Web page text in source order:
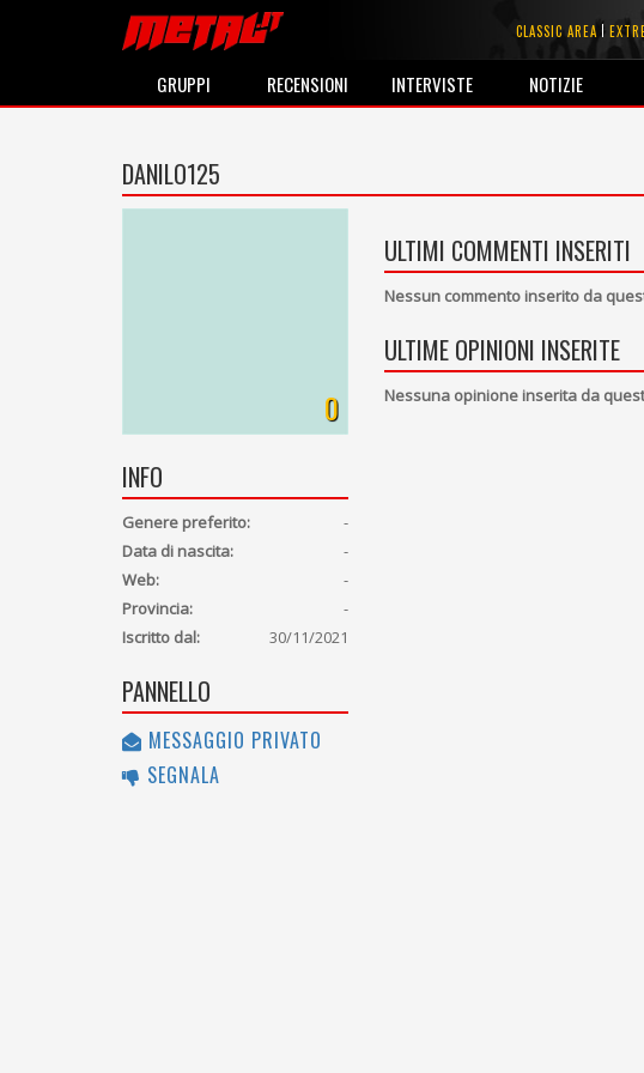
CLASSIC AREA
GRUPPI RECENSIONI INTERVISTE NOTIZIE
DANILO125
0
INFO
Genere preferito:
-
Data di nascita:
-
Web:
-
Provincia:
-
Iscritto dal:
30/11/2021
PANNELLO
MESSAGGIO PRIVATO
SEGNALA
ULTIMI COMMENTI INSERITI
Nessun commento inserito da
ULTIME OPINIONI INSERITE
Nessuna opinione inserita da